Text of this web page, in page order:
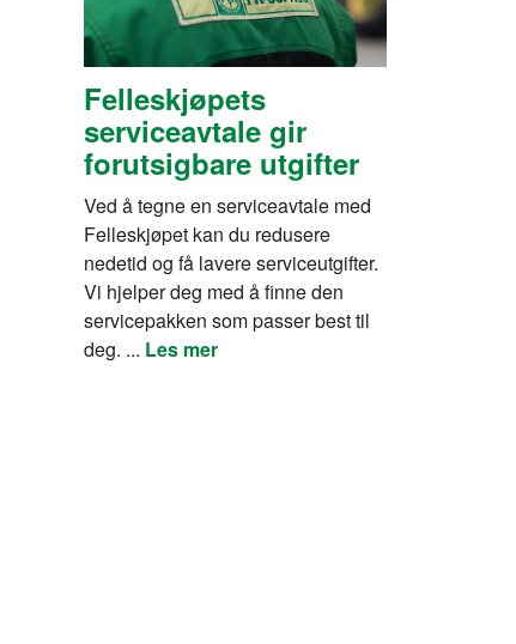
Felleskjøpets
serviceavtale gir
forutsigbare utgifter
Ved å tegne en serviceavtale med
Felleskjøpet kan du redusere
nedetid og få lavere serviceutgifter.
Vi hjelper deg med å finne den
servicepakken som passer best til
deg. ... Les mer